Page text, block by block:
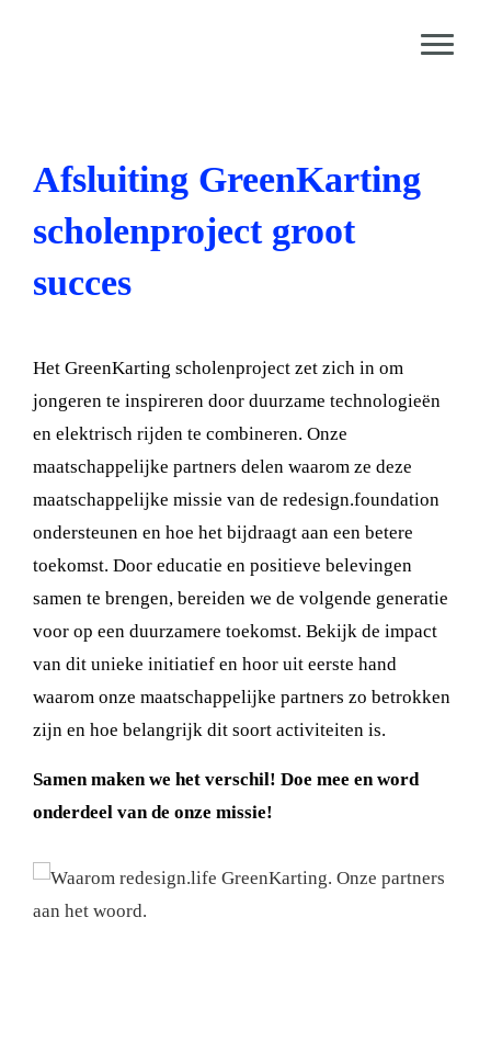
Afsluiting GreenKarting
scholenproject groot
succes
Het GreenKarting scholenproject zet zich in om
jongeren te inspireren door duurzame technologieën
en elektrisch rijden te combineren. Onze
maatschappelijke partners delen waarom ze deze
maatschappelijke missie van de redesign.foundation
ondersteunen en hoe het bijdraagt aan een betere
toekomst. Door educatie en positieve belevingen
samen te brengen, bereiden we de volgende generatie
voor op een duurzamere toekomst. Bekijk de impact
van dit unieke initiatief en hoor uit eerste hand
waarom onze maatschappelijke partners zo betrokken
zijn en hoe belangrijk dit soort activiteiten is.
Samen maken we het verschil! Doe mee en word
onderdeel van de onze missie!